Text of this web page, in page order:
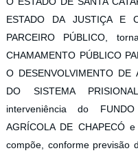
ESTADO DA JUSTIÇA E
PARCEIRO PÚBLICO,
CHAMAMENTO PÚBLICO
O DESENVOLVIMENTO DE
DO SISTEMA
interveniência do
AGRÍCOLA DE CHAPECÓ
compõe, conforme previsão